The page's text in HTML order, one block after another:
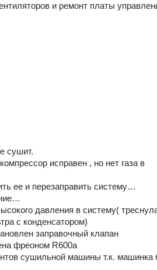
и ремонт платы
сушит.
исправен , но нет газа в
ее и перезаправить систему…
давления в систему(
с конденсатором)
заправочный клапан
фреоном R600a
сушильной машины т.к. машинка